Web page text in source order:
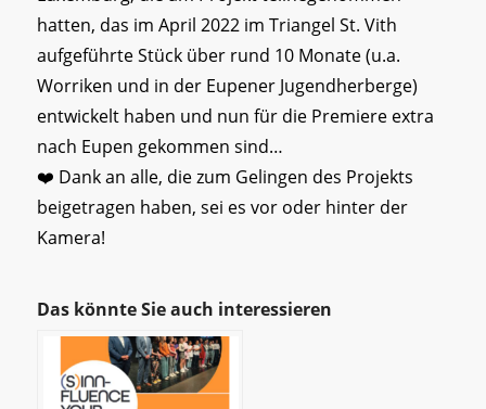
hatten, das im April 2022 im Triangel St. Vith
aufgeführte Stück über rund 10 Monate (u.a.
Worriken und in der Eupener Jugendherberge)
entwickelt haben und nun für die Premiere extra
nach Eupen gekommen sind…
❤️ Dank an alle, die zum Gelingen des Projekts
beigetragen haben, sei es vor oder hinter der
Kamera!
Das könnte Sie auch interessieren